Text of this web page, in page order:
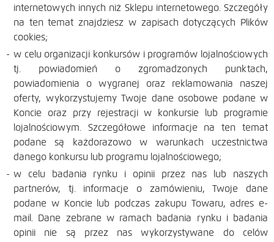
internetowych innych niż Sklepu internetowego. Szczegóły
na ten temat znajdziesz w zapisach dotyczących Plików
cookies;
w celu organizacji konkursów i programów lojalnościowych
tj. powiadomień o zgromadzonych punktach,
powiadomienia o wygranej oraz reklamowania naszej
oferty, wykorzystujemy Twoje dane osobowe podane w
Koncie oraz przy rejestracji w konkursie lub programie
lojalnościowym. Szczegółowe informacje na ten temat
podane są każdorazowo w warunkach uczestnictwa
danego konkursu lub programu lojalnościowego;
w celu badania rynku i opinii przez nas lub naszych
partnerów, tj. informacje o zamówieniu, Twoje dane
podane w Koncie lub podczas zakupu Towaru, adres e-
mail. Dane zebrane w ramach badania rynku i badania
opinii nie są przez nas wykorzystywane do celów